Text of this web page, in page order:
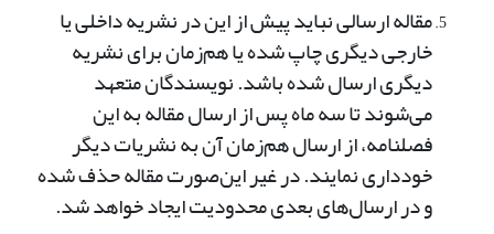
مقاله ارسالی نباید پیش از این در نشریه داخلی یا
خارجی دیگری چاپ شده یا هم‌زمان برای نشریه
دیگری ارسال شده باشد. نویسندگان متعهد
می‌شوند تا سه ماه پس از ارسال مقاله به این
فصلنامه، از ارسال هم‌زمان آن به نشریات دیگر
خودداری نمایند. در غیر این‌صورت مقاله حذف شده
و در ارسال‌های بعدی محدودیت ایجاد خواهد شد.